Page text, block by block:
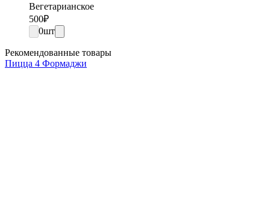
Вегетарианское
500₽
0шт
Рекомендованные товары
Пицца 4 Формаджи